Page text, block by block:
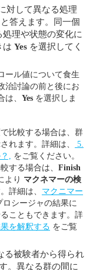
対して異なる処理
と答えます。同一個
理や状態の変化に
は Yes を選択してく
ール値について食生
治討論の前と後にお
、 Yesを選択しま
比較する場合は、群
れます。詳細は、
5.
,
をご覧ください。
する場合は、 Finish
より マクネマーの検
詳細は、 マクニマー
シージャの結果に
こともできます。詳
を解釈する をご覧
る被験者から得られ
。異なる群の間に